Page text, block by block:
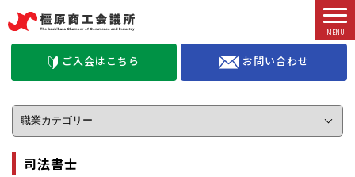
ご入会はこちら お問い合わせ
司法書士